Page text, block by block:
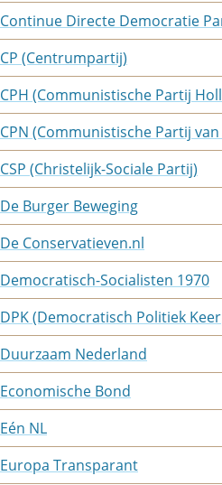
Continue Directe Democratie
CP (Centrumpartij)
CPH (Communistische Partij
CPN (Communistische Partij
CSP (Christelijk-Sociale Partij)
De Burger Beweging
De Conservatieven.nl
Democratisch-Socialisten 1970
DPK (Democratisch Politiek
Duurzaam Nederland
Economische Bond
Eén NL
Europa Transparant